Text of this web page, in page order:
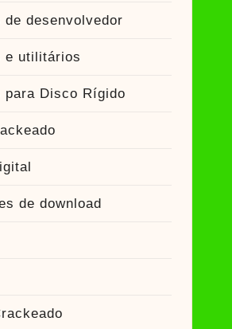
de desenvolvedor
e utilitários
para Disco Rígido
de download